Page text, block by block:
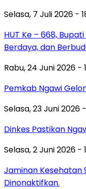
Selasa, 7 Juli 2026 -
HUT Ke – 668,
Berdaya, dan
Rabu, 24 Juni 2026 -
Pemkab Ngawi
Selasa, 23 Juni 2026
Dinkes Pastikan
Selasa, 2 Juni 2026 -
Jaminan Kesehatan
Dinonaktifkan.